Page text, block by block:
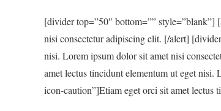
[divider top=”50″ bottom=”” style=”blank”]
nisi consectetur adipiscing elit. [/alert]
nisi. Lorem ipsum dolor sit amet nisi
amet lectus tincidunt elementum ut eget
icon-caution”]Etiam eget orci sit amet